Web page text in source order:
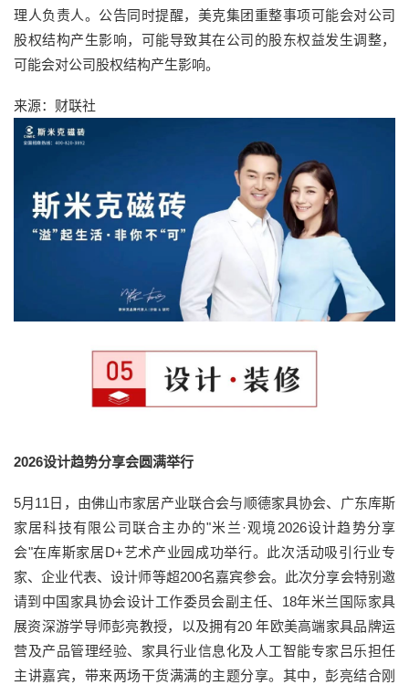
理人负责人。公告同时提醒，美克集团重整事项可能会对公司
股权结构产生影响，可能导致其在公司的股东权益发生调整，
可能会对公司股权结构产生影响。
来源：财联社
2026设计趋势分享会圆满举行
5月11日，由佛山市家居产业联合会与顺德家具协会、广东库斯
家居科技有限公司联合主办的"米兰·观境2026设计趋势分享
会"在库斯家居D+艺术产业园成功举行。此次活动吸引行业专
家、企业代表、设计师等超200名嘉宾参会。此次分享会特别邀
请到中国家具协会设计工作委员会副主任、18年米兰国际家具
展资深游学导师彭亮教授，以及拥有20 年欧美高端家具品牌运
营及产品管理经验、家具行业信息化及人工智能专家吕乐担任
主讲嘉宾，带来两场干货满满的主题分享。其中，彭亮结合刚